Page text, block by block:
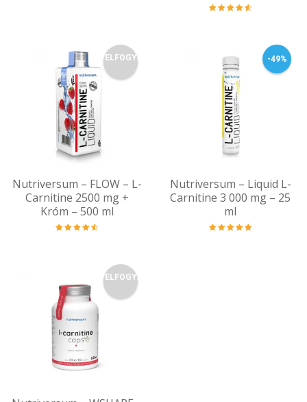
ELFOGY.
Nutriversum – FLOW – L-
Carnitine 2500 mg +
Króm – 500 ml
-49%
Nutriversum – Liquid L-
Carnitine 3 000 mg – 25
ml
ELFOGY.